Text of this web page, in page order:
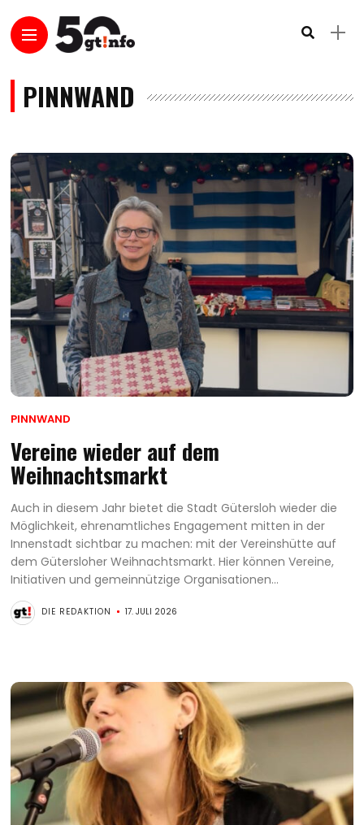
PINNWAND
PINNWAND
Vereine wieder auf dem
Weihnachtsmarkt
Auch in diesem Jahr bietet die Stadt Gütersloh wieder die
Möglichkeit, ehrenamtliches Engagement mitten in der
Innenstadt sichtbar zu machen: mit der Vereinshütte auf
dem Gütersloher Weihnachtsmarkt. Hier können Vereine,
Initiativen und gemeinnützige Organisationen...
DIE REDAKTION 17. JULI 2026